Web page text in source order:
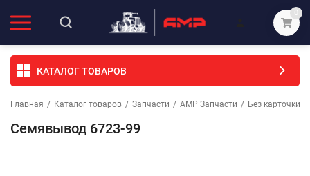
0
КАТАЛОГ ТОВАРОВ
Главная / Каталог товаров / Запчасти / АМР Запчасти / Без карточки
Семявывод 6723-99